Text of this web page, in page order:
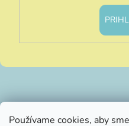
Používame cookies, aby